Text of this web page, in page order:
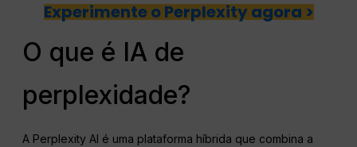
Experimente o Perplexity agora >
O que é IA de
perplexidade?
A Perplexity AI é uma plataforma híbrida que combina a